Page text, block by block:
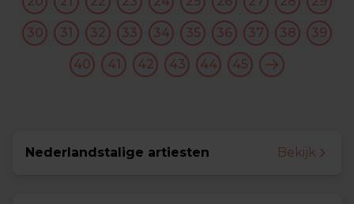
30 31 32 33 34 35 36 37 38 39
40 41 42 43 44 45
Nederlandstalige artiesten Bekijk